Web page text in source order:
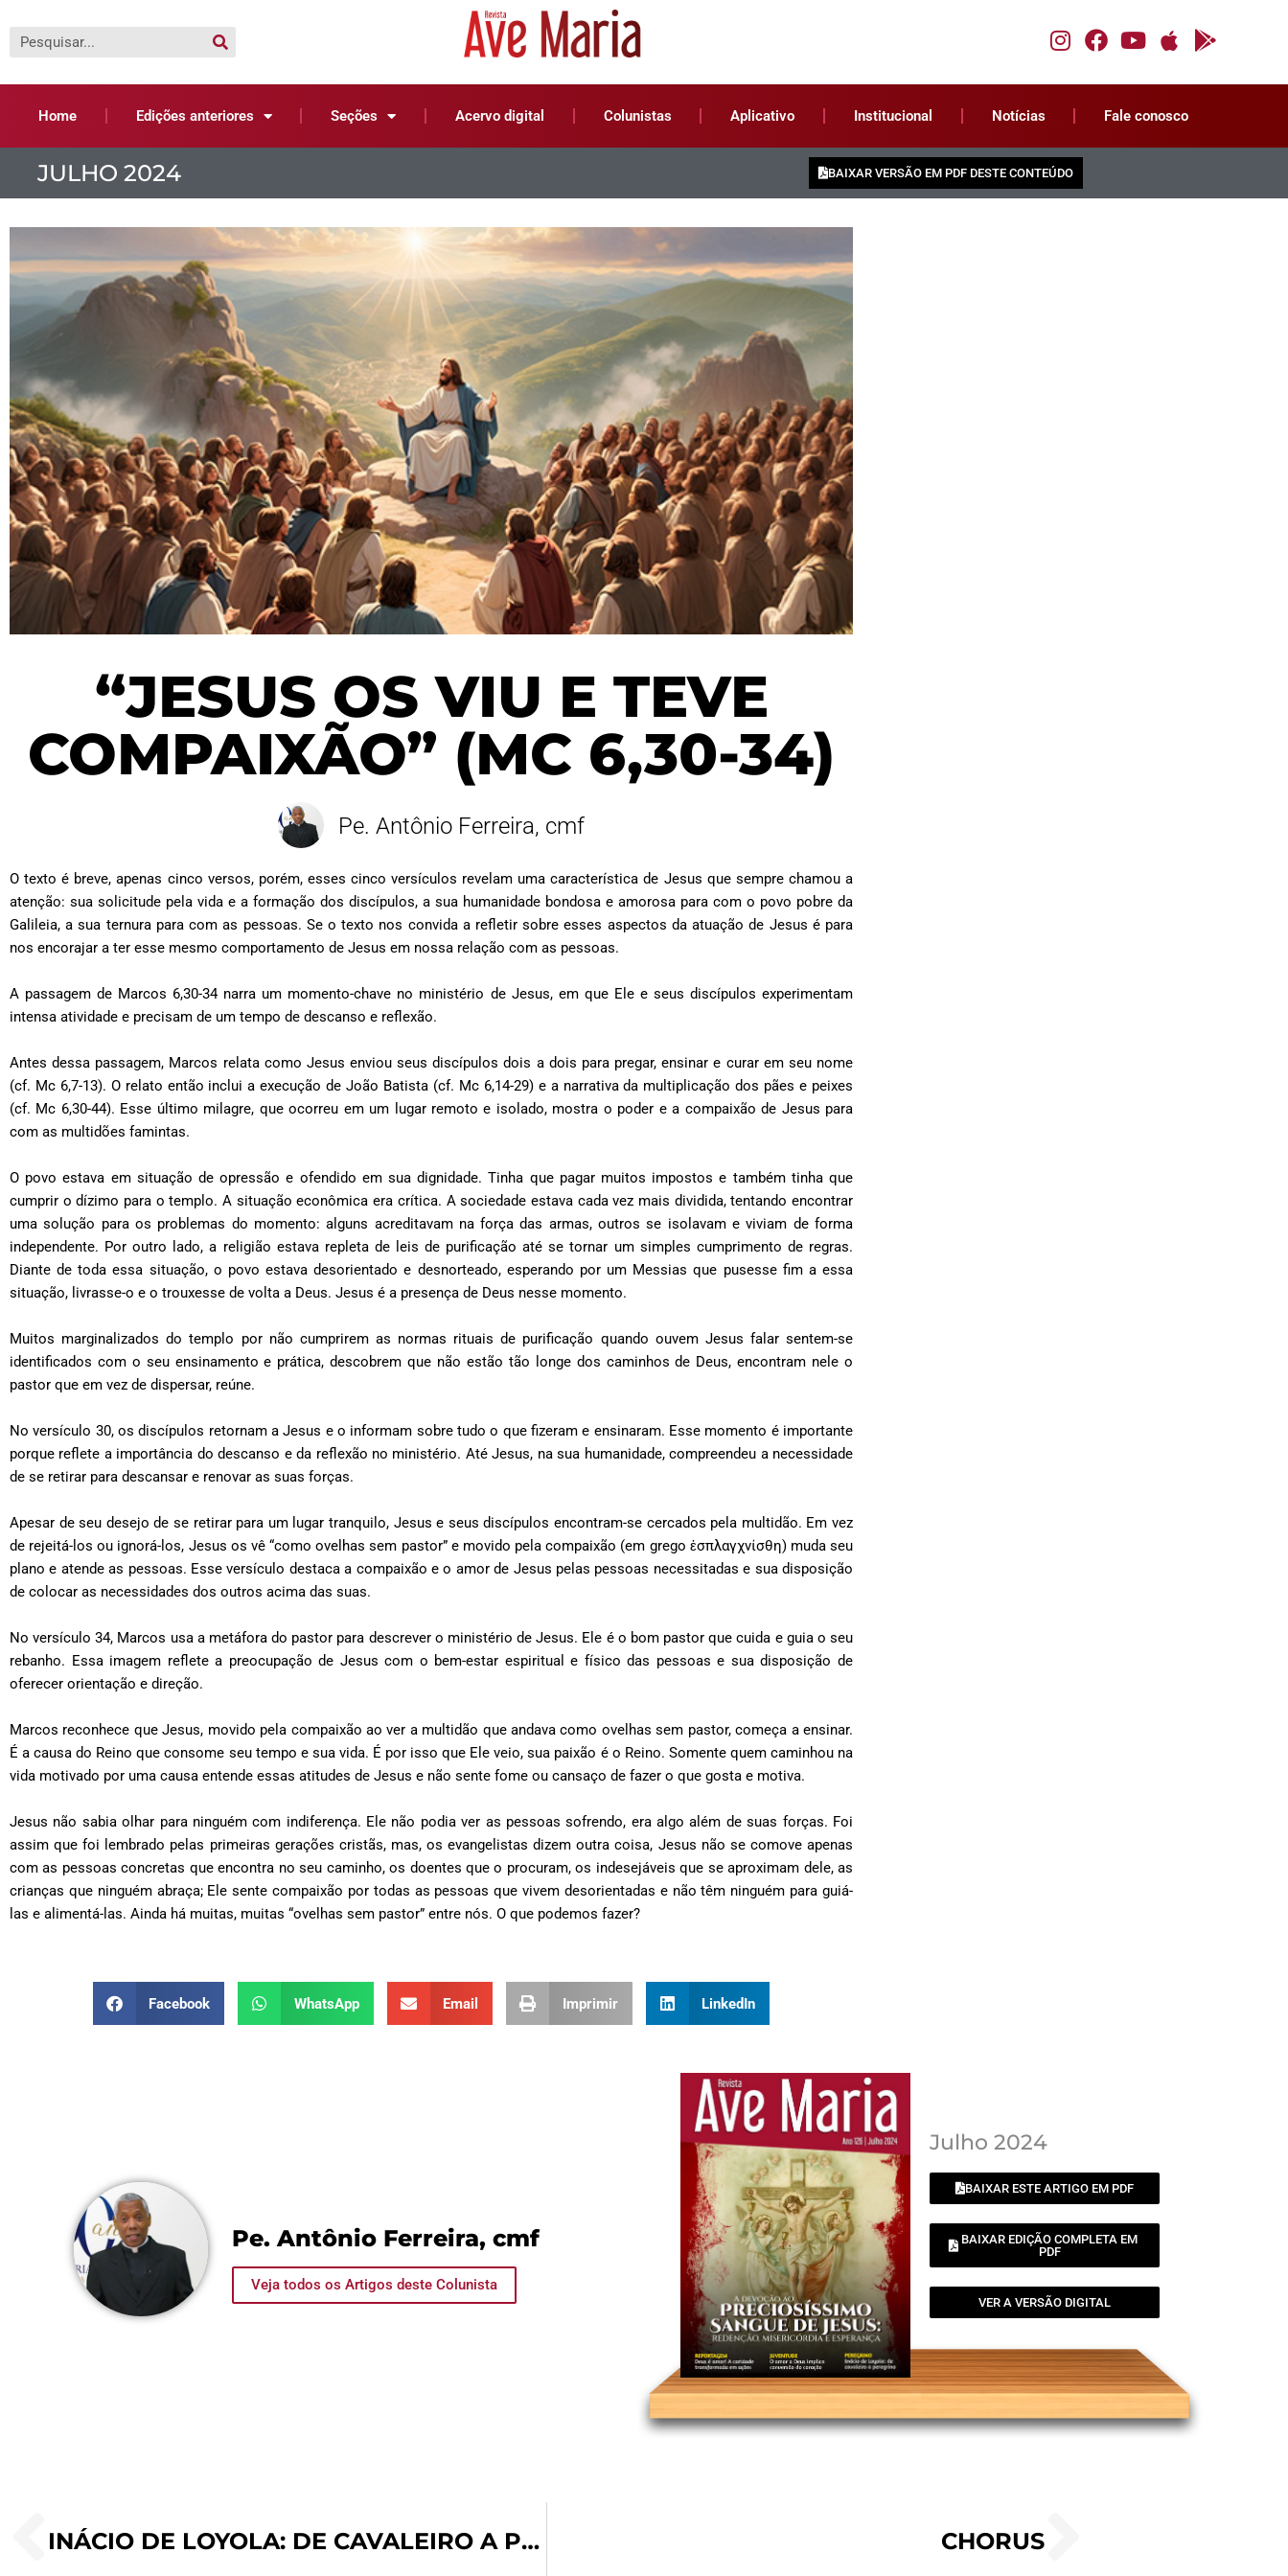
Home Edições anteriores Seções Acervo digital Colunistas Aplicativo Institucional Notícias Fale conosco
JULHO 2024 BAIXAR VERSÃO EM PDF DESTE CONTEÚDO
“JESUS OS VIU E TEVE
COMPAIXÃO” (MC 6,30-34)
Pe. Antônio Ferreira, cmf
O texto é breve, apenas cinco versos, porém, esses cinco versículos revelam uma característica de Jesus que sempre chamou a
atenção: sua solicitude pela vida e a formação dos discípulos, a sua humanidade bondosa e amorosa para com o povo pobre da
Galileia, a sua ternura para com as pessoas. Se o texto nos convida a refletir sobre esses aspectos da atuação de Jesus é para
nos encorajar a ter esse mesmo comportamento de Jesus em nossa relação com as pessoas.
A passagem de Marcos 6,30-34 narra um momento-chave no ministério de Jesus, em que Ele e seus discípulos experimentam
intensa atividade e precisam de um tempo de descanso e reflexão.
Antes dessa passagem, Marcos relata como Jesus enviou seus discípulos dois a dois para pregar, ensinar e curar em seu nome
(cf. Mc 6,7-13). O relato então inclui a execução de João Batista (cf. Mc 6,14-29) e a narrativa da multiplicação dos pães e peixes
(cf. Mc 6,30-44). Esse último milagre, que ocorreu em um lugar remoto e isolado, mostra o poder e a compaixão de Jesus para
com as multidões famintas.
O povo estava em situação de opressão e ofendido em sua dignidade. Tinha que pagar muitos impostos e também tinha que
cumprir o dízimo para o templo. A situação econômica era crítica. A sociedade estava cada vez mais dividida, tentando encontrar
uma solução para os problemas do momento: alguns acreditavam na força das armas, outros se isolavam e viviam de forma
independente. Por outro lado, a religião estava repleta de leis de purificação até se tornar um simples cumprimento de regras.
Diante de toda essa situação, o povo estava desorientado e desnorteado, esperando por um Messias que pusesse fim a essa
situação, livrasse-o e o trouxesse de volta a Deus. Jesus é a presença de Deus nesse momento.
Muitos marginalizados do templo por não cumprirem as normas rituais de purificação quando ouvem Jesus falar sentem-se
identificados com o seu ensinamento e prática, descobrem que não estão tão longe dos caminhos de Deus, encontram nele o
pastor que em vez de dispersar, reúne.
No versículo 30, os discípulos retornam a Jesus e o informam sobre tudo o que fizeram e ensinaram. Esse momento é importante
porque reflete a importância do descanso e da reflexão no ministério. Até Jesus, na sua humanidade, compreendeu a necessidade
de se retirar para descansar e renovar as suas forças.
Apesar de seu desejo de se retirar para um lugar tranquilo, Jesus e seus discípulos encontram-se cercados pela multidão. Em vez
de rejeitá-los ou ignorá-los, Jesus os vê “como ovelhas sem pastor” e movido pela compaixão (em grego ἐσπλαγχνίσθη) muda seu
plano e atende as pessoas. Esse versículo destaca a compaixão e o amor de Jesus pelas pessoas necessitadas e sua disposição
de colocar as necessidades dos outros acima das suas.
No versículo 34, Marcos usa a metáfora do pastor para descrever o ministério de Jesus. Ele é o bom pastor que cuida e guia o seu
rebanho. Essa imagem reflete a preocupação de Jesus com o bem-estar espiritual e físico das pessoas e sua disposição de
oferecer orientação e direção.
Marcos reconhece que Jesus, movido pela compaixão ao ver a multidão que andava como ovelhas sem pastor, começa a ensinar.
É a causa do Reino que consome seu tempo e sua vida. É por isso que Ele veio, sua paixão é o Reino. Somente quem caminhou na
vida motivado por uma causa entende essas atitudes de Jesus e não sente fome ou cansaço de fazer o que gosta e motiva.
Jesus não sabia olhar para ninguém com indiferença. Ele não podia ver as pessoas sofrendo, era algo além de suas forças. Foi
assim que foi lembrado pelas primeiras gerações cristãs, mas, os evangelistas dizem outra coisa, Jesus não se comove apenas
com as pessoas concretas que encontra no seu caminho, os doentes que o procuram, os indesejáveis que se aproximam dele, as
crianças que ninguém abraça; Ele sente compaixão por todas as pessoas que vivem desorientadas e não têm ninguém para guiá-
las e alimentá-las. Ainda há muitas, muitas “ovelhas sem pastor” entre nós. O que podemos fazer?
Facebook WhatsApp Email Imprimir LinkedIn
Pe. Antônio Ferreira, cmf
Veja todos os Artigos deste Colunista
Julho 2024
BAIXAR ESTE ARTIGO EM PDF
BAIXAR EDIÇÃO COMPLETA EM
PDF
VER A VERSÃO DIGITAL
INÁCIO DE LOYOLA: DE CAVALEIRO A PEREGRINO CHORUS